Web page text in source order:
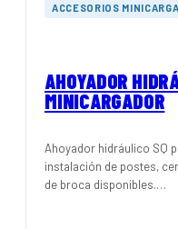
ACCESORIOS
AHOYADOR
MINICARGADOR
Ahoyador hidráulico SQ
instalación de postes,
de broca disponibles.…